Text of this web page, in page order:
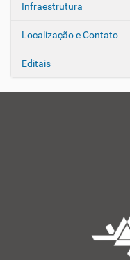
Infraestrutura
Localização e Contato
Editais